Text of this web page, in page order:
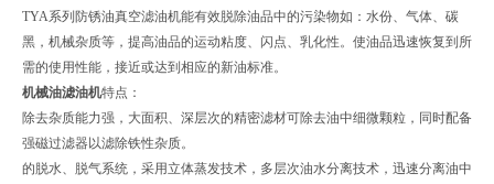
TYA系列防锈油真空滤油机能有效脱除油品中的污染物如：水份、气体、碳
黑，机械杂质等，提高油品的运动粘度、闪点、乳化性。使油品迅速恢复到所
需的使用性能，接近或达到相应的新油标准。
机械油滤油机特点：
除去杂质能力强，大面积、深层次的精密滤材可除去油中细微颗粒，同时配备
强磁过滤器以滤除铁性杂质。
的脱水、脱气系统，采用立体蒸发技术，多层次油水分离技术，迅速分离油中